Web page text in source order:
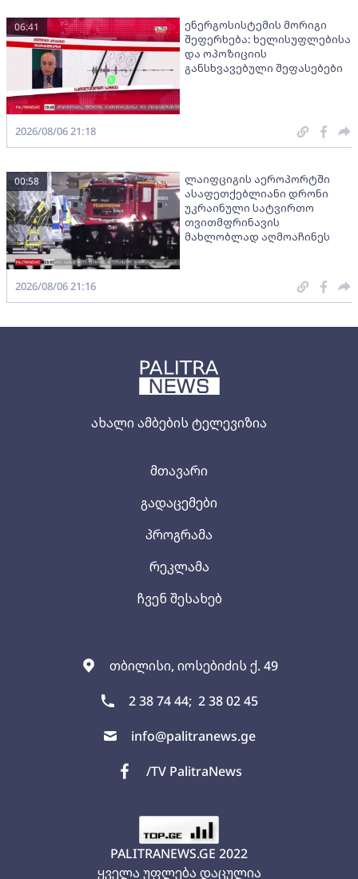
ახალი ამბების ტელევიზია
თბილისი, იოსებიძის ქ. 49
2 38 74 44; 2 38 02 45
info@palitranews.ge
/TV PalitraNews
მთავარი
გადაცემები
პროგრამა
რეკლამა
ჩვენ შესახებ
PALITRANEWS.GE 2022
ყველა უფლება დაცულია
ენერგოსისტემის მორიგი
შეფერხება: ხელისუფლებისა
და ოპოზიციის
განსხვავებული შეფასებები
06:41
2026/08/06 21:18
ლაიფციგის აეროპორტში
ასაფეთქებლიანი დრონი
უკრაინული სატვირთო
თვითმფრინავის
მახლობლად აღმოაჩინეს
00:58
2026/08/06 21:16